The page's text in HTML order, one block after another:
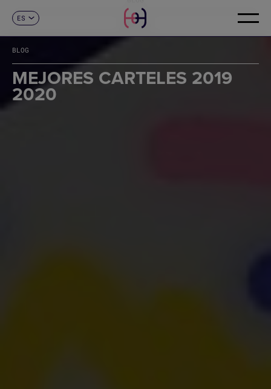
ES
FR
DE
IT
PT
CONTACTO
BLOG
MEJORES CARTELES 2019
2020